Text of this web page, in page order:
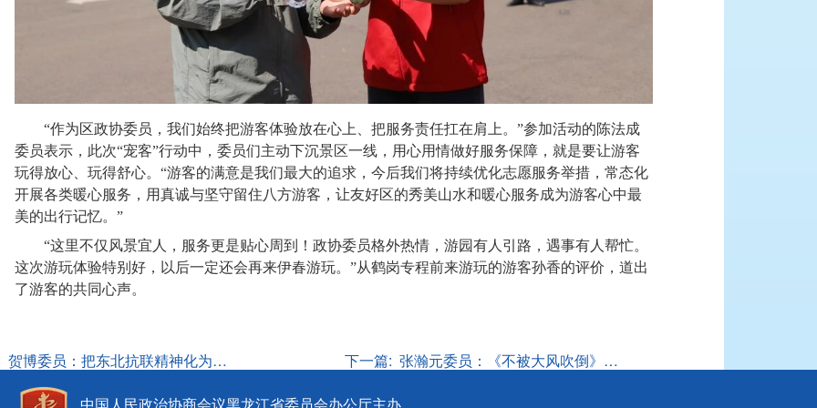
“作为区政协委员，我们始终把游客体验放在心上、把服务责任扛在肩上。”参加活动的陈法成
委员表示，此次“宠客”行动中，委员们主动下沉景区一线，用心用情做好服务保障，就是要让游客
玩得放心、玩得舒心。“游客的满意是我们最大的追求，今后我们将持续优化志愿服务举措，常态化
开展各类暖心服务，用真诚与坚守留住八方游客，让友好区的秀美山水和暖心服务成为游客心中最
美的出行记忆。”
“这里不仅风景宜人，服务更是贴心周到！政协委员格外热情，游园有人引路，遇事有人帮忙。
这次游玩体验特别好，以后一定还会再来伊春游玩。”从鹤岗专程前来游玩的游客孙香的评价，道出
了游客的共同心声。
贺博委员：把东北抗联精神化为政协委员建言献策的责任担当 下一篇: 张瀚元委员：《不被大风吹倒》 人生至暗时刻为你带来力量和勇气的火花
中国人民政治协商会议黑龙江省委员会办公厅主办